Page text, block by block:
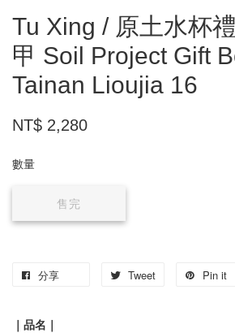
Tu Xing / 原土水杯
甲 Soil Project Gift
Tainan Lioujia 16
NT$ 2,280
數量
售完
分享 Tweet Pin it
｜品名｜